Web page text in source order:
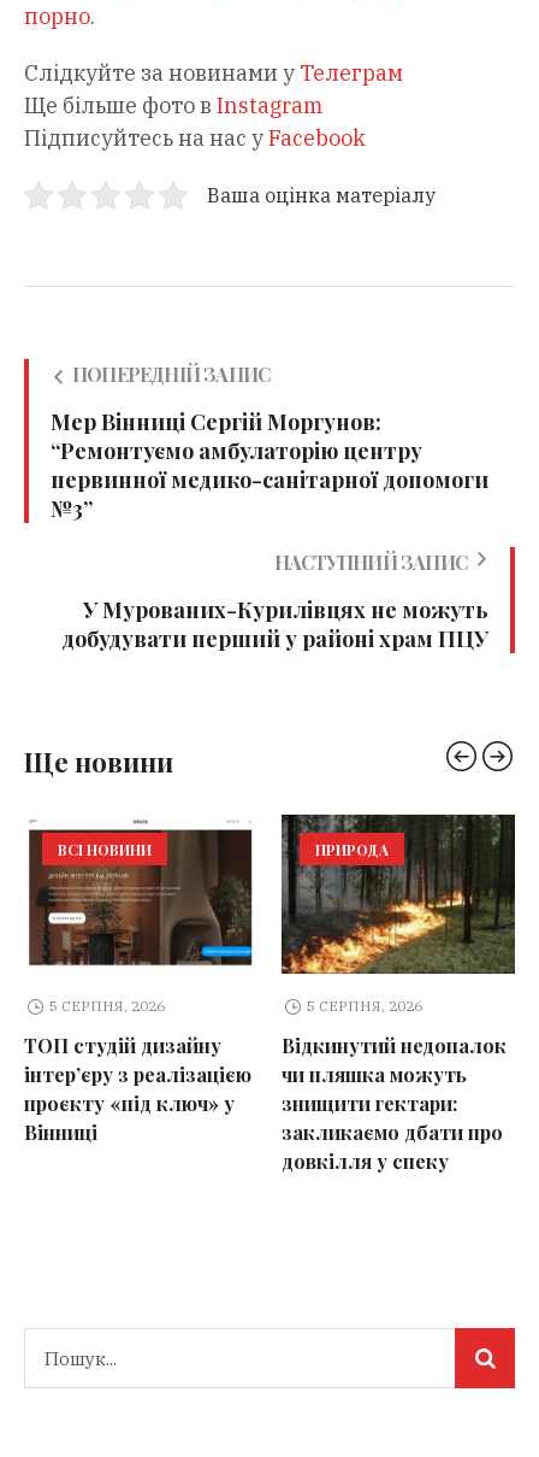
порно.
Слідкуйте за новинами у Телеграм
Ще більше фото в Instagram
Підписуйтесь на нас уFacebook
Ваша оцінка матеріалу
ПОПЕРЕДНІЙ ЗАПИС
Мер Вінниці Сергій Моргунов:
“Ремонтуємо амбулаторію центру
первинної медико-санітарної допомоги
№3”
НАСТУПНИЙ ЗАПИС
У Мурованих-Курилівцях не можуть
добудувати перший у районі храм ПЦУ
Ще новини
ВСІ НОВИНИ
5 СЕРПНЯ, 2026
ТОП студій дизайну
інтер’єру з реалізацією
проєкту «під ключ» у
Вінниці
ПРИРОДА
5 СЕРПНЯ, 2026
Відкинутий недопалок
чи пляшка можуть
знищити гектари:
закликаємо дбати про
довкілля у спеку